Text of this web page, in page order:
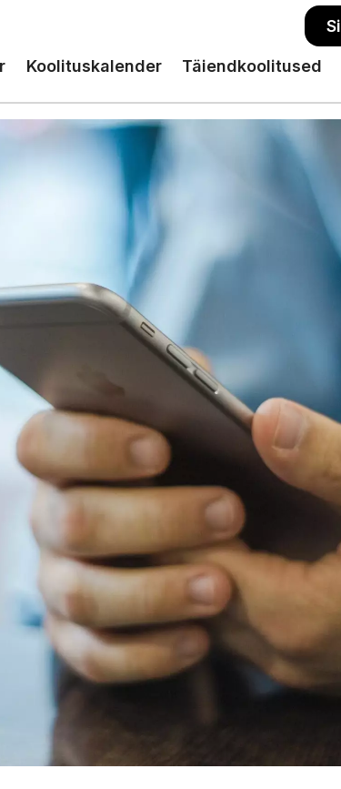
Koolituskalender Täiendkoolitused